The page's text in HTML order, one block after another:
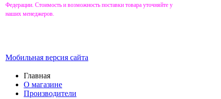
Федерации. Стоимость и возможность поставки товара уточняйте у
наших менеджеров.
Мобильная версия сайта
Главная
О магазине
Производители